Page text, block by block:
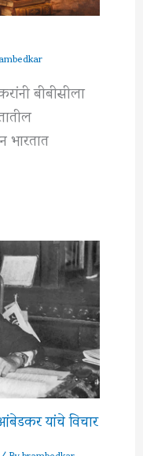
बीबीसीला
यांचे विचार